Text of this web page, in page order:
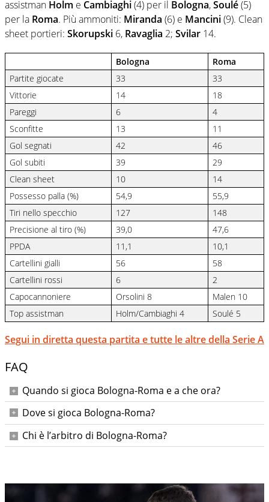
assistman Holm e Cambiaghi(4) per il Bologna,Soulé(5)
per la Roma. Più ammoniti: Miranda (6) e Mancini(9). Clean
sheet portieri: Skorupski 6, Ravaglia 2; Svilar 14.
Bologna
Roma
Partite giocate
33
33
Vittorie
14
18
Pareggi
6
4
Sconfitte
13
11
Gol segnati
42
46
Gol subiti
39
29
Clean sheet
10
14
Possesso palla (%)
54,9
55,9
Tiri nello specchio
127
148
Precisione al tiro (%)
39,0
47,6
PPDA
11,1
10,1
Cartellini gialli
56
58
Cartellini rossi
6
2
Capocannoniere
Orsolini 8
Malen 10
Top assistman
Holm/Cambiaghi 4 Soulé 5
Segui in diretta questa partita e tutte le altre della Serie A
FAQ
Quando si gioca Bologna-Roma e a che ora?
Sabato 25 aprile 2026 alle ore 18:00.
Dove si gioca Bologna-Roma?
Allo Stadio Renato Dall’Ara di Bologna.
Chi è l’arbitro di Bologna-Roma?